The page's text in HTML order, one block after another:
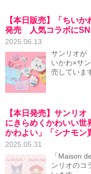
【本日販売】「ちい
発売 人気コラボに
2025.06.13
サンリオが
いかわ×サ
売していま
【本日発売】サンリ
にきらめくかわいい世
かわよい」「シナモン
2025.05.31
「Maison
ンリオのコ